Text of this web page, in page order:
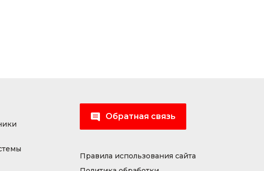
Обратная связь
Правила использования сайта